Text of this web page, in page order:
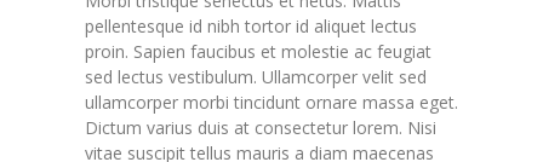
pellentesque id nibh tortor id aliquet lectus
proin. Sapien faucibus et molestie ac feugiat
sed lectus vestibulum. Ullamcorper velit sed
ullamcorper morbi tincidunt ornare massa eget.
Dictum varius duis at consectetur lorem. Nisi
vitae suscipit tellus mauris a diam maecenas